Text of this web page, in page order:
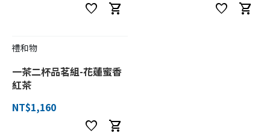
favorite shopping_cart favorite shopping_cart
禮和物
一茶二杯品茗組-花蓮蜜香
紅茶
NT$1,160
favorite shopping_cart